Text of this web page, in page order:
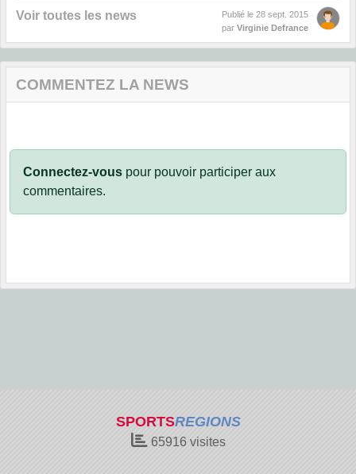
Voir toutes les news Publié le 28 sept. 2015
par Virginie Defrance
COMMENTEZ LA NEWS
Connectez-vous pour pouvoir participer aux
commentaires.
SPORTSREGIONS
65916visites